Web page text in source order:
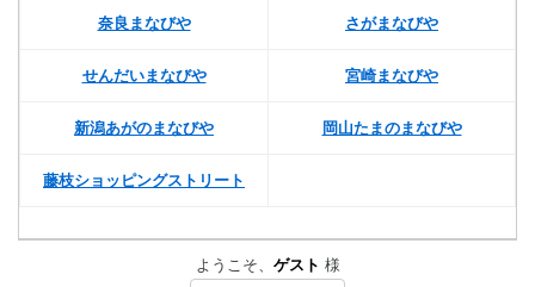
奈良まなびや さがまなびや
せんだいまなびや 宮崎まなびや
新潟あがのまなびや 岡山たまのまなびや
藤枝ショッピングストリート
ようこそ、 ゲスト 様